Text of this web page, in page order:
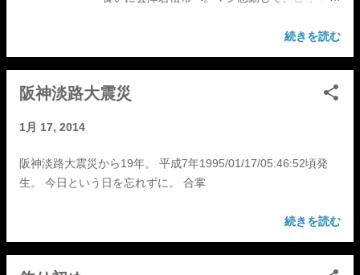
手にブチ上がってたら1ヶ月半後に東日本大震
災発生。知り合い皆無事で良かった。いつかブ
ログとかやる時書いてやろうって決めてまし
た。 あの日からこの日の写真が宝物になった
続きを読む
阪神淡路大震災
1月 17, 2014
阪神淡路大震災から19年。 平成7年1995/01/17/05:46:52頃発
生。 今日という日を忘れずに。 合掌
続きを読む